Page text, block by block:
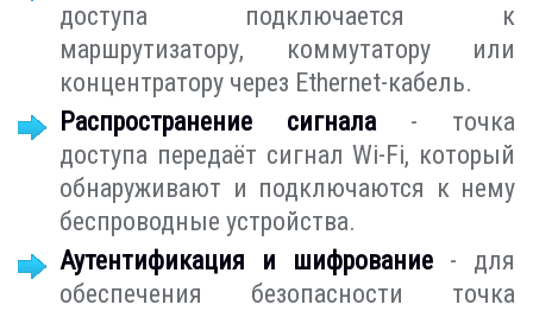
доступа подключается к
маршрутизатору, коммутатору или
концентратору через Ethernet-кабель.
Распространение сигнала- точка
доступа передаёт сигнал Wi-Fi, который
обнаруживают и подключаются к нему
беспроводные устройства.
Аутентификация и шифрование - для
обеспечения безопасности точка